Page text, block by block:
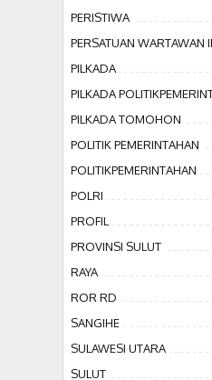
PERISTIWA
PERSATUAN WARTAWAN
PILKADA
PILKADA
PILKADA TOMOHON
POLITIK PEMERINTAHAN
POLITIKPEMERINTAHAN
POLRI
PROFIL
PROVINSI SULUT
RAYA
ROR RD
SANGIHE
SULAWESI UTARA
SULUT